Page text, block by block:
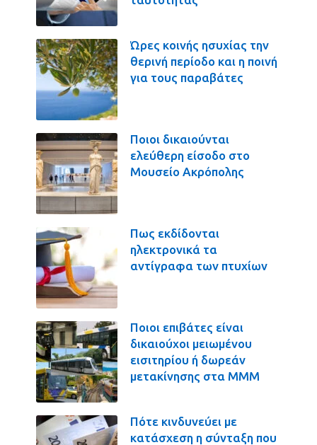
Ώρες κοινής ησυχίας την
θερινή περίοδο και η ποινή
για τους παραβάτες
Ποιοι δικαιούνται
ελεύθερη είσοδο στο
Μουσείο Ακρόπολης
Πως εκδίδονται
ηλεκτρονικά τα
αντίγραφα των πτυχίων
Ποιοι επιβάτες είναι
δικαιούχοι μειωμένου
εισιτηρίου ή δωρεάν
μετακίνησης στα ΜΜΜ
Πότε κινδυνεύει με
κατάσχεση η σύνταξη που